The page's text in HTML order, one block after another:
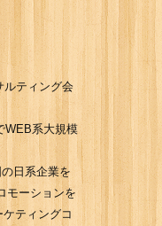
ルティング会
WEB系大規模
日系企業を
モーションを
ティングコ